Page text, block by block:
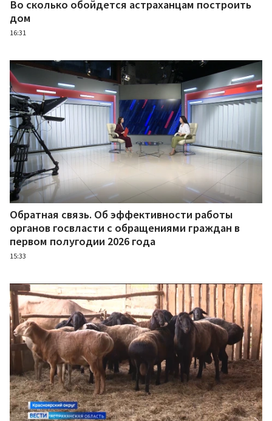
Во сколько обойдется астраханцам построить
дом
16:31
Обратная связь. Об эффективности работы
органов госвласти с обращениями граждан в
первом полугодии 2026 года
15:33